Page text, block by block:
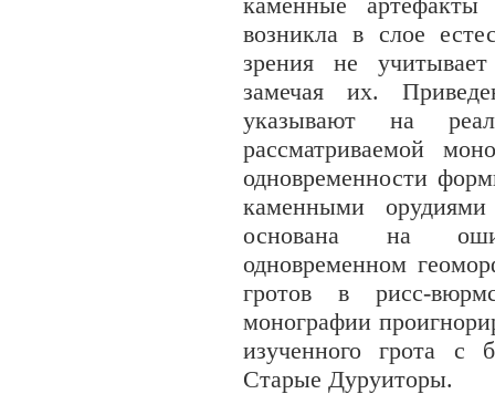
возникла в слое
зрения не
замечая их.
указывают на
рассматриваемой
одновременности
каменными
основана на
одновременном
гротов в рисс-
монографии
изученного грота с
Старые Дуруиторы.